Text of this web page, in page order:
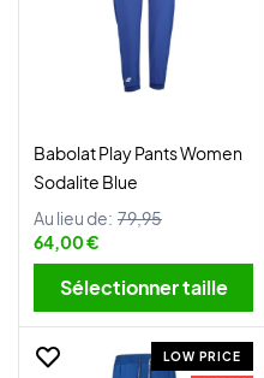
Babolat Play Pants Women
Sodalite Blue
Au lieu de: 79,95
64,00 €
Sélectionner taille
LOW PRICE